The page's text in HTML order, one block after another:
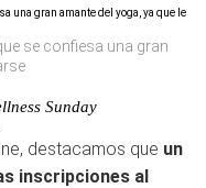
se confiesa una gran
Sunday
destacamos que un
inscripciones al